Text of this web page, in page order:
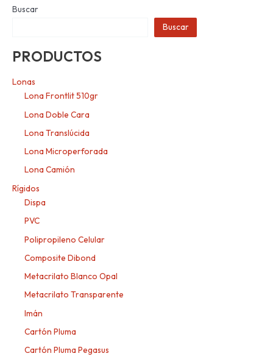
Buscar
Buscar
PRODUCTOS
Lonas
Lona Frontlit 510gr
Lona Doble Cara
Lona Translúcida
Lona Microperforada
Lona Camión
Rígidos
Dispa
PVC
Polipropileno Celular
Composite Dibond
Metacrilato Blanco Opal
Metacrilato Transparente
Imán
Cartón Pluma
Cartón Pluma Pegasus